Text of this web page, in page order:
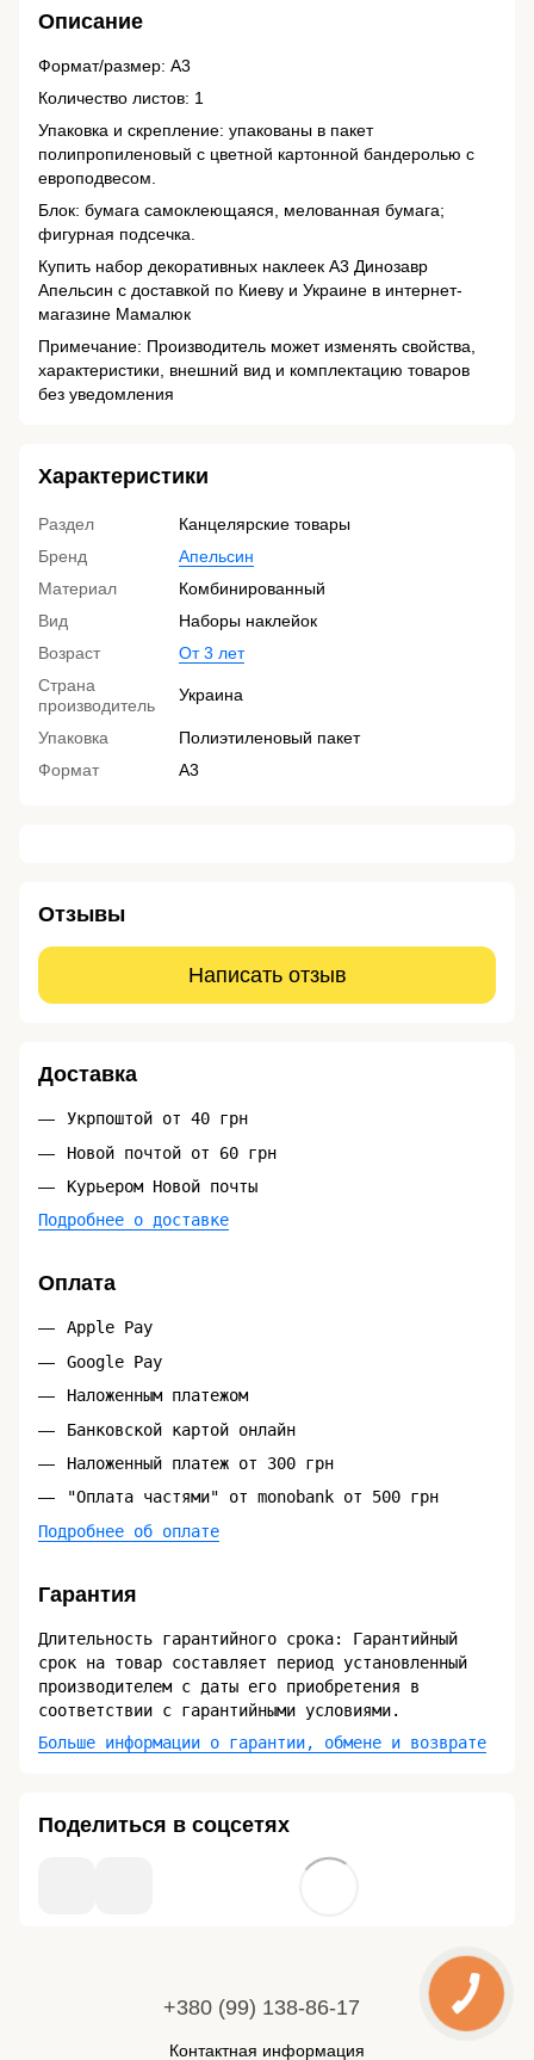
Описание
Формат/размер: А3
Количество листов: 1
Упаковка и скрепление: упакованы в пакет
полипропиленовый с цветной картонной бандеролью с
европодвесом.
Блок: бумага самоклеющаяся, мелованная бумага;
фигурная подсечка.
Купить набор декоративных наклеек А3 Динозавр
Апельсин с доставкой по Киеву и Украине в интернет-
магазине Мамалюк
Примечание: Производитель может изменять свойства,
характеристики, внешний вид и комплектацию товаров
без уведомления
Характеристики
Раздел
Канцелярские товары
Бренд
Апельсин
Материал
Комбинированный
Вид
Наборы наклейок
Возраст
От 3 лет
Страна
производитель
Украина
Упаковка
Полиэтиленовый пакет
Формат
А3
Отзывы
Написать отзыв
Доставка
Укрпоштой от 40 грн
Новой почтой от 60 грн
Курьером Новой почты
Подробнее о доставке
Оплата
Apple Pay
Google Pay
Наложенным платежом
Банковской картой онлайн
Наложенный платеж от 300 грн
"Оплата частями" от monobank от 500 грн
Подробнее об оплате
Гарантия
Длительность гарантийного срока: Гарантийный
срок на товар составляет период установленный
производителем с даты его приобретения в
соответствии с гарантийными условиями.
Больше информации о гарантии, обмене и возврате
Поделиться в соцсетях
+380 (99) 138-86-17
Контактная информация